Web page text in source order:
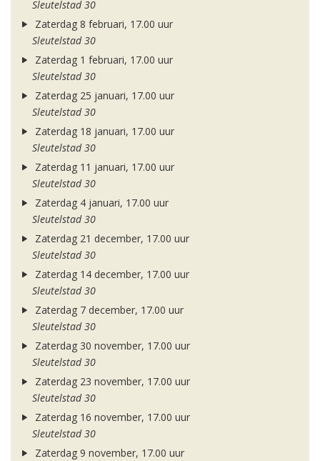
Sleutelstad 30
Zaterdag 8 februari, 17.00 uur
Sleutelstad 30
Zaterdag 1 februari, 17.00 uur
Sleutelstad 30
Zaterdag 25 januari, 17.00 uur
Sleutelstad 30
Zaterdag 18 januari, 17.00 uur
Sleutelstad 30
Zaterdag 11 januari, 17.00 uur
Sleutelstad 30
Zaterdag 4 januari, 17.00 uur
Sleutelstad 30
Zaterdag 21 december, 17.00 uur
Sleutelstad 30
Zaterdag 14 december, 17.00 uur
Sleutelstad 30
Zaterdag 7 december, 17.00 uur
Sleutelstad 30
Zaterdag 30 november, 17.00 uur
Sleutelstad 30
Zaterdag 23 november, 17.00 uur
Sleutelstad 30
Zaterdag 16 november, 17.00 uur
Sleutelstad 30
Zaterdag 9 november, 17.00 uur